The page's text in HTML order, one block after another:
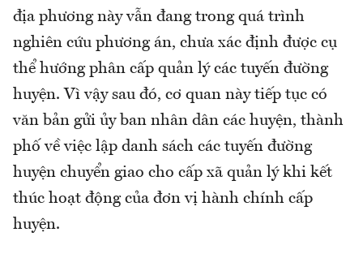
địa phương này vẫn đang trong quá trình
nghiên cứu phương án, chưa xác định được cụ
thể hướng phân cấp quản lý các tuyến đường
huyện. Vì vậy sau đó, cơ quan này tiếp tục có
văn bản gửi ủy ban nhân dân các huyện, thành
phố về việc lập danh sách các tuyến đường
huyện chuyển giao cho cấp xã quản lý khi kết
thúc hoạt động của đơn vị hành chính cấp
huyện.